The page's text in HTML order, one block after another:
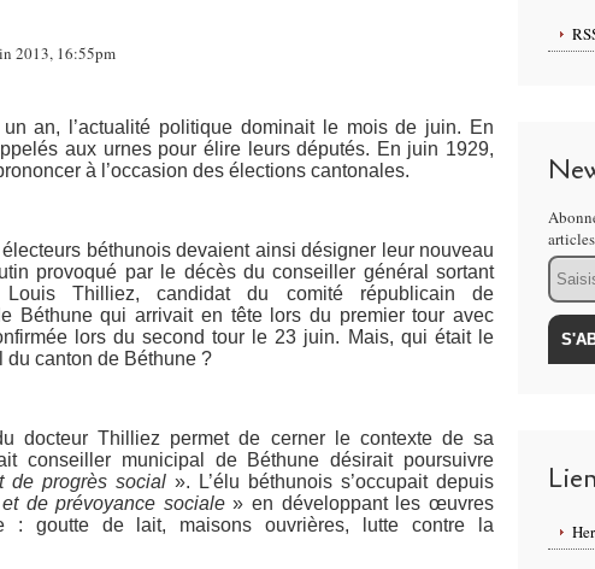
2013, 16:55pm
un an, l’actualité politique dominait le mois de juin. En
aux urnes pour élire leurs députés. En juin 1929,
à l’occasion des élections cantonales.
béthunois devaient ainsi désigner leur nouveau
provoqué par le décès du conseiller général sortant
Louis Thilliez, candidat du comité républicain de
Béthune qui arrivait en tête lors du premier tour avec
lors du second tour le 23 juin. Mais, qui était le
canton de Béthune ?
Thilliez permet de cerner le contexte de sa
conseiller municipal de Béthune désirait poursuivre
de progrès social ». L’élu béthunois s’occupait depuis
et de prévoyance sociale» en développant les œuvres
: goutte de lait, maisons ouvrières, lutte contre la
Email